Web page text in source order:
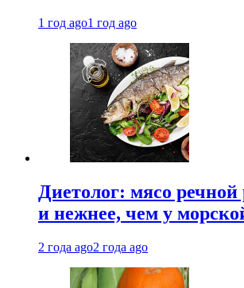
1 год ago1 год ago
Диетолог: мясо
и нежнее, чем у
2 года ago2 года ago